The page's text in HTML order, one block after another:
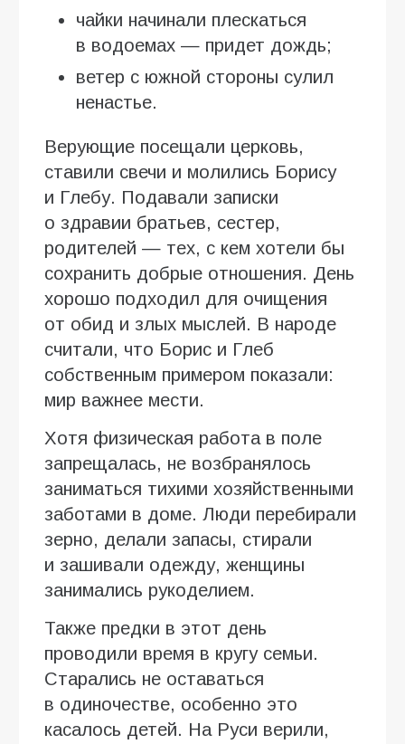
чайки начинали плескаться
в водоемах — придет дождь;
ветер с южной стороны сулил
ненастье.
Верующие посещали церковь,
ставили свечи и молились Борису
и Глебу. Подавали записки
о здравии братьев, сестер,
родителей — тех, с кем хотели бы
сохранить добрые отношения. День
хорошо подходил для очищения
от обид и злых мыслей. В народе
считали, что Борис и Глеб
собственным примером показали:
мир важнее мести.
Хотя физическая работа в поле
запрещалась, не возбранялось
заниматься тихими хозяйственными
заботами в доме. Люди перебирали
зерно, делали запасы, стирали
и зашивали одежду, женщины
занимались рукоделием.
Также предки в этот день
проводили время в кругу семьи.
Старались не оставаться
в одиночестве, особенно это
касалось детей. На Руси верили,